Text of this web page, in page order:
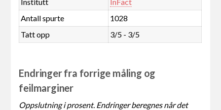
Antall spurte
1028
Tatt opp
3/5 - 3/5
Endringer fra forrige måling og
feilmarginer
Oppslutning i prosent. Endringer beregnes når det